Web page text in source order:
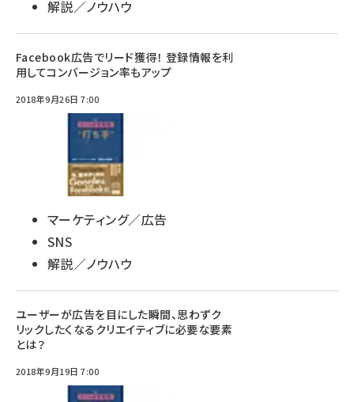
解説／ノウハウ
Facebook広告でリード獲得！ 登録情報を利
用してコンバージョン率もアップ
2018年9月26日 7:00
マーケティング／広告
SNS
解説／ノウハウ
ユーザーが広告を目にした瞬間、思わずク
リックしたくなるクリエイティブに必要な要素
とは？
2018年9月19日 7:00